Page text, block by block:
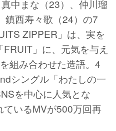
中まな（23）、仲川瑠
鎮西寿々歌（24）の7
ZIPPER」は、実を
」に、元気を与え
組み合わせた造語。4
シングル「わたしの一
を中心に人気とな
ているMVが500万回再